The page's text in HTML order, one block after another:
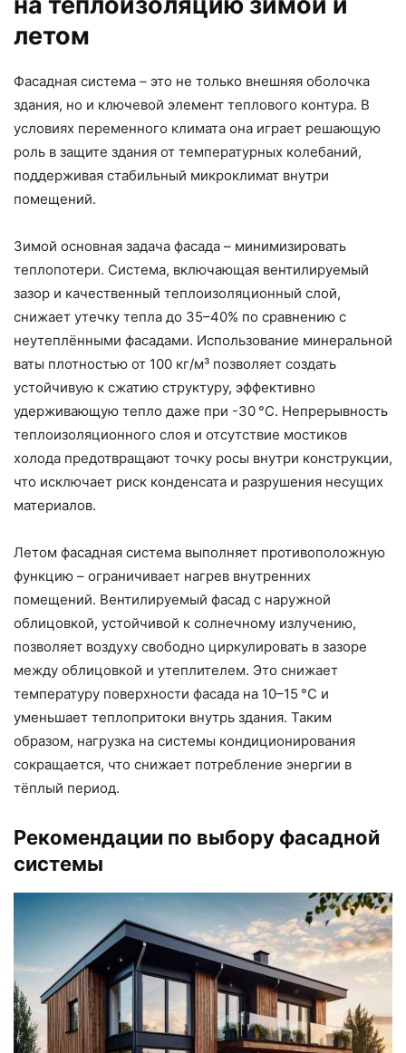
летом
Фасадная система – это не только внешняя оболочка
здания, но и ключевой элемент теплового контура. В
условиях переменного климата она играет решающую
роль в защите здания от температурных колебаний,
поддерживая стабильный микроклимат внутри
помещений.
Зимой основная задача фасада – минимизировать
теплопотери. Система, включающая вентилируемый
зазор и качественный теплоизоляционный слой,
снижает утечку тепла до 35–40% по сравнению с
неутеплёнными фасадами. Использование минеральной
ваты плотностью от 100 кг/м³ позволяет создать
устойчивую к сжатию структуру, эффективно
удерживающую тепло даже при -30 °C. Непрерывность
теплоизоляционного слоя и отсутствие мостиков
холода предотвращают точку росы внутри конструкции,
что исключает риск конденсата и разрушения несущих
материалов.
Летом фасадная система выполняет противоположную
функцию – ограничивает нагрев внутренних
помещений. Вентилируемый фасад с наружной
облицовкой, устойчивой к солнечному излучению,
позволяет воздуху свободно циркулировать в зазоре
между облицовкой и утеплителем. Это снижает
температуру поверхности фасада на 10–15 °C и
уменьшает теплопритоки внутрь здания. Таким
образом, нагрузка на системы кондиционирования
сокращается, что снижает потребление энергии в
тёплый период.
Рекомендации по выбору фасадной
системы